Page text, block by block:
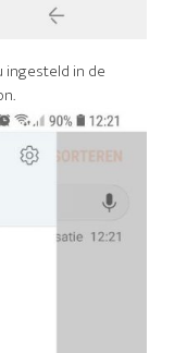
ingesteld in de